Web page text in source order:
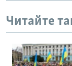
Читайте